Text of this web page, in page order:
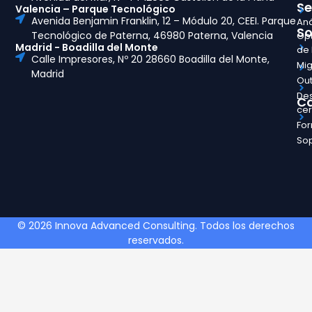
de
Valencia – Parque Tecnológico
Avenida Benjamin Franklin, 12 – Módulo 20, CEEI. Parque
Tecnológico de Paterna, 46980 Paterna, Valencia
Madrid - Boadilla del Monte
Calle Impresores, Nº 20 28660 Boadilla del Monte,
Madrid
© 2026 Innova Advanced Consulting. Todos los derechos
reservados.